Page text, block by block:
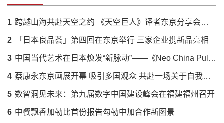
1 跨越山海共赴天空之约 《天空巨人》译者东京分享会落幕 解码蔡国强火药艺术与中日文化羁绊
2 「日本良品荟」第四回在东京举行 三家企业携新品亮相
3 中国当代艺术在日本焕发“新脉动”——《Neo China Pulse》展呈现传统与创新的时代对话
4 蔡康永东京画展开幕 吸引多国观众 共赴一场关于自我的对话
5 数智洞见未来：第九届数字中国建设峰会在福建福州召开
6 中餐飘香加勒比首份报告勾勒中加合作新图景